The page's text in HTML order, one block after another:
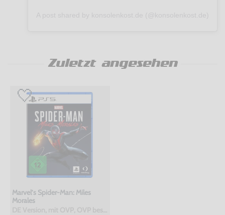
Zuletzt angesehen
Marvel’s Spider-Man: Miles
Morales